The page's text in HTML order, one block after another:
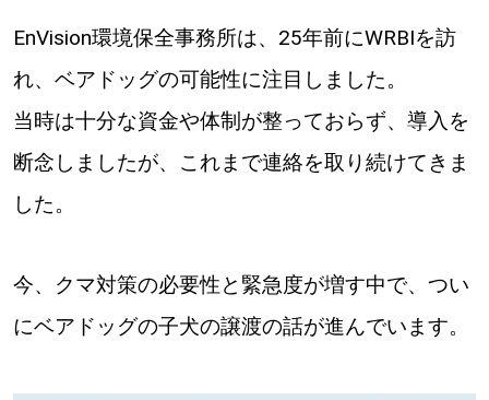
北海道で暮らす、あなたとつくる、
明日への”きっかけ”WEBマガジン
EnVision環境保全事務所は、25年前にWRBIを訪
れ、ベアドッグの可能性に注目しました。
当時は十分な資金や体制が整っておらず、導入を
断念しましたが、これまで連絡を取り続けてきま
した。
今、クマ対策の必要性と緊急度が増す中で、つい
にベアドッグの子犬の譲渡の話が進んでいます。